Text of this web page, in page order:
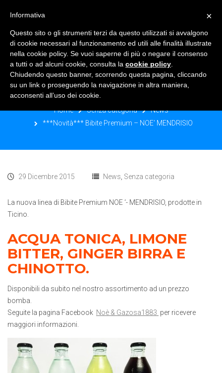
***NOVITÀ*** BIBITE PREMIUM –
NOE’ MENDRISIO
Home Senza categoria
News
***Novità*** Bibite Premium – NOE’ MENDRISIO
29 Dicembre 2015 News Senza categoria
La nuova linea di Bibite Premium NOE ‘- MENDRISIO, prodotte in
Ticino.
ACQUA TONICA, LIMONE
BITTER, GINGER BIRRA E
CHINOTTO.
Disponibili da subito nel nostro assortimento ad un prezzo
bomba.
Seguite la pagina Facebook Noè & Gazosa1883 per ricevere
maggiori informazioni.
×
Informativa
Questo sito o gli strumenti terzi da questo utilizzati si avvalgono
di cookie necessari al funzionamento ed utili alle finalità illustrate
nella cookie policy. Se vuoi saperne di più o negare il consenso
a tutti o ad alcuni cookie, consulta la cookie policy
Chiudendo questo banner, scorrendo questa pagina, cliccando
su un link o proseguendo la navigazione in altra maniera,
acconsenti all’uso dei cookie.